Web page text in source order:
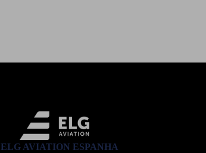
ELG AVIATION ESPANHA